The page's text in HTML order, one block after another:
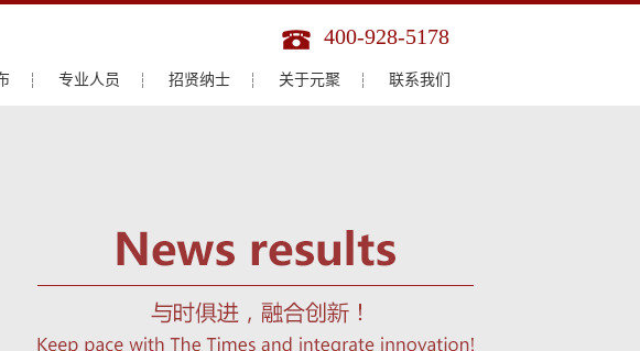
400-928-5178
专业人员 招贤纳士 关于元聚 联系我们